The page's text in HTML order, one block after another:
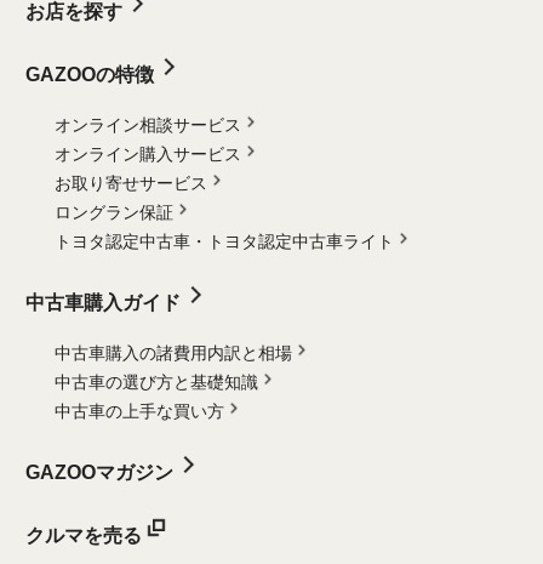
お店を探す
GAZOOの特徴
オンライン相談サービス
オンライン購入サービス
お取り寄せサービス
ロングラン保証
トヨタ認定中古車・
トヨタ認定中古車ライト
中古車購入ガイド
中古車購入の諸費用内訳と相場
中古車の選び方と基礎知識
中古車の上手な買い方
GAZOOマガジン
クルマを売る